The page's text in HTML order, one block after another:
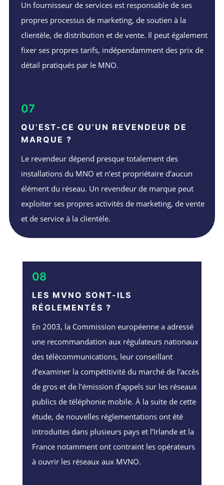
Un fournisseur de services est responsable de ses
propres processus de marketing, de soutien à la
clientèle, de distribution et de vente. Il peut également
fixer ses propres tarifs, indépendamment des prix de
détail pratiqués par le MNO.
07
QU’EST-CE QU’UN REVENDEUR DE
MARQUE ?
Le revendeur dépend presque totalement des
installations du MNO et n’est propriétaire d’aucun
élément du réseau. Un revendeur de marque peut
exploiter ses propres activités de marketing, de vente
et de service à la clientèle.
08
LES MVNO SONT-ILS
RÉGLEMENTÉS ?
En 2003, la Commission européenne a adressé
une recommandation aux régulateurs nationaux
des télécommunications, leur conseillant
d’examiner la compétitivité du marché de l’accès
de gros et de l’émission d’appels sur les réseaux
publics de téléphonie mobile. À la suite de cette
étude, de nouvelles réglementations ont été
introduites dans plusieurs pays et l’Irlande et la
France notamment ont contraint les opérateurs
à ouvrir les réseaux aux MVNO.